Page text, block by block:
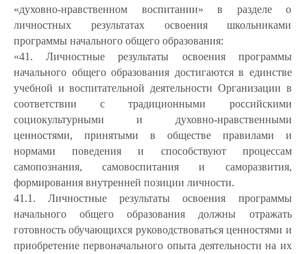
«духовно-нравственном воспитании» в разделе о
личностных результатах освоения школьниками
программы начального общего образования:
«41. Личностные результаты освоения программы
начального общего образования достигаются в единстве
учебной и воспитательной деятельности Организации в
соответствии с традиционными российскими
социокультурными и духовно-нравственными
ценностями, принятыми в обществе правилами и
нормами поведения и способствуют процессам
самопознания, самовоспитания и саморазвития,
формирования внутренней позиции личности.
41.1. Личностные результаты освоения программы
начального общего образования должны отражать
готовность обучающихся руководствоваться ценностями и
приобретение первоначального опыта деятельности на их